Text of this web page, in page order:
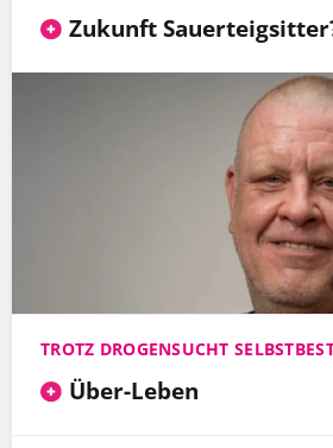
Zukunft
TROTZ DROGENSUCHT
Über-Leben